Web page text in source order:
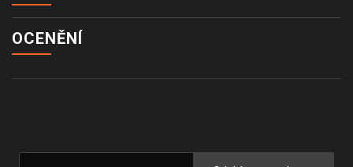
OCENĚNÍ